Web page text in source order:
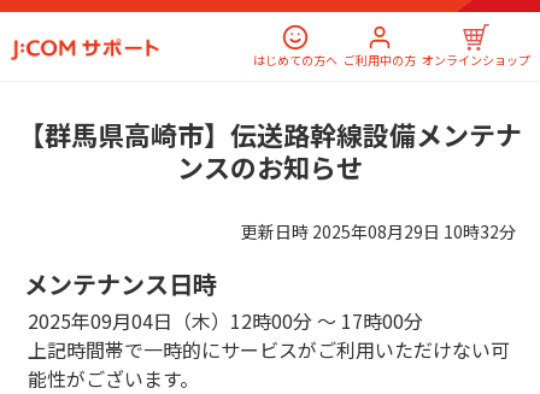
はじめての方へ ご利用中の方 オンラインショップ
【群馬県高崎市】伝送路幹線設備メンテナ
ンスのお知らせ
更新日時 2025年08月29日 10時32分
メンテナンス日時
2025年09月04日（木）12時00分 ～ 17時00分
上記時間帯で一時的にサービスがご利用いただけない可
能性がございます。